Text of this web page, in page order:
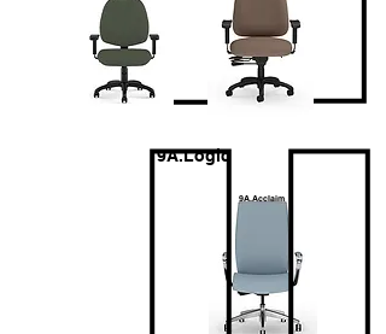
9A.Logic
9A.Acclaim